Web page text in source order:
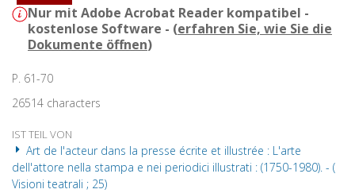
Nur mit Adobe Acrobat Reader kompatibel -
kostenlose Software - (erfahren Sie, wie Sie die
Dokumente öffnen)
P. 61-70
26514 characters
IST TEIL VON
Art de l'acteur dans la presse écrite et illustrée : L'arte
dell'attore nella stampa e nei periodici illustrati : (1750-1980). - (
Visioni teatrali ; 25)